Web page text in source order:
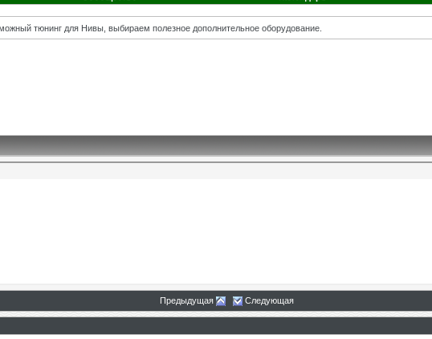
тюнинг для Нивы, выбираем полезное дополнительное оборудование.
Предыдущая Следующая